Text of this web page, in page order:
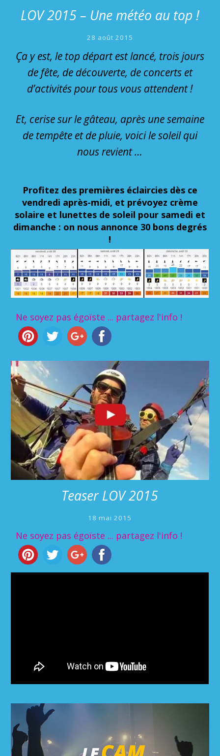
LOV 2015 – Une météo au top !
28 août 2015
Ça y est, le top départ est lancé, trois jours
de fête, de découverte, de concerts et
d’activités pour tous vous attendent !
Et, cerise sur le gâteau, après une semaine
de tempête et de pluie, voici le soleil qui
nous revient …
Profitez des premières éclaircies dès ce
vendredi après-midi, et prévoyez crème
solaire et lunettes de soleil pour samedi et
dimanche : on nous annonce 30 bons degrés
!
Ne soyez pas égoïste ... partagez l'info !
Teaser LOV 2015
18 mai 2015
Ne soyez pas égoïste ... partagez l'info !